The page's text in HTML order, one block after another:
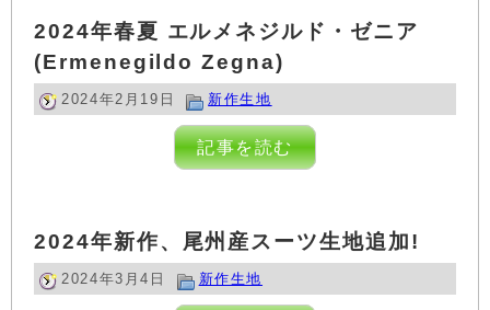
2024年春夏 エルメネジルド・ゼニア
(Ermenegildo Zegna)
2024年2月19日 新作生地
記事を読む
2024年新作、尾州産スーツ生地追加!
2024年3月4日 新作生地